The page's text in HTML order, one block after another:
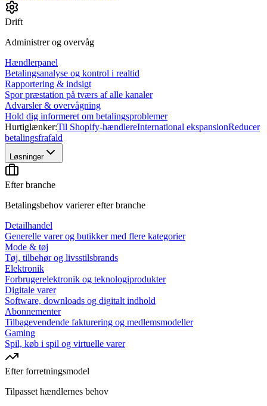
Drift
Administrer og overvåg
Hændlerpanel
Betalingsanalyse og kontrol i realtid
Rapportering & indsigt
Spor præstation på tværs af alle kanaler
Advarsler & overvågning
Hold dig informeret om betalingsproblemer
Hurtiglænker:Til Shopify-hændlereInternational ekspansionReducer
betalingsfrafald
Løsninger
Efter branche
Betalingsbehov varierer efter branche
Detailhandel
Generelle varer og butikker med flere kategorier
Mode & tøj
Tøj, tilbehør og livsstilsbrands
Elektronik
Forbrugerelektronik og teknologiprodukter
Digitale varer
Software, downloads og digitalt indhold
Abonnementer
Tilbagevendende fakturering og medlemsmodeller
Gaming
Spil, køb i spil og virtuelle varer
Efter forretningsmodel
Tilpasset hændlernes behov